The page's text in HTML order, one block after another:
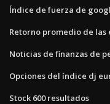
Índice de fuerza de
Retorno promedio de las
Noticias de finanzas de
Opciones del índice dj
Stock 600 resultados